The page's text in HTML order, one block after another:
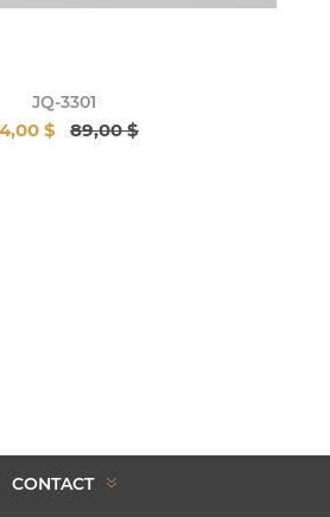
JQ-3301
$ 89,00 $
CONTACT